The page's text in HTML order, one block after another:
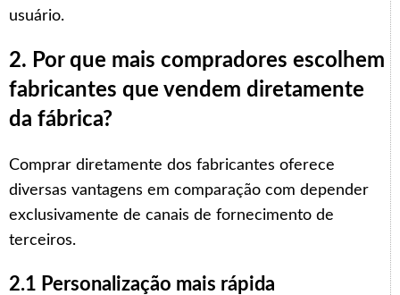
usuário.
2. Por que mais compradores escolhem
fabricantes que vendem diretamente
da fábrica?
Comprar diretamente dos fabricantes oferece
diversas vantagens em comparação com depender
exclusivamente de canais de fornecimento de
terceiros.
2.1 Personalização mais rápida